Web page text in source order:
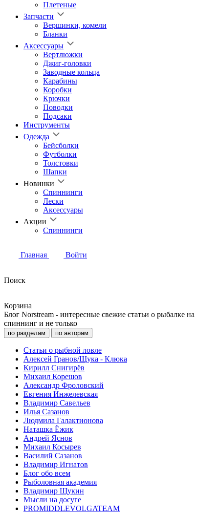
Плетеные
Запчасти
Вершинки, комели
Бланки
Аксессуары
Вертлюжки
Джиг-головки
Заводные кольца
Карабины
Коробки
Крючки
Поводки
Подсаки
Инструменты
Одежда
Бейсболки
Футболки
Толстовки
Шапки
Новинки
Спиннинги
Лески
Аксессуары
Акции
Спиннинги
Главная Войти
Поиск
Корзина
Блог Norstream - интересные свежие статьи о рыбалке на
спиннинг и не только
по разделам по авторам
Статьи о рыбной ловле
Алексей Гранов/Щука - Клюка
Кирилл Снигирёв
Михаил Корешов
Александр Фроловский
Евгения Инжелевская
Владимир Савельев
Илья Сазанов
Людмила Галактионова
Наташка Ёжик
Андрей Яснов
Михаил Косырев
Василий Сазанов
Владимир Игнатов
Блог обо всем
Рыболовная академия
Владимир Щукин
Мысли на досуге
PROMIDDLEVOLGATEAM